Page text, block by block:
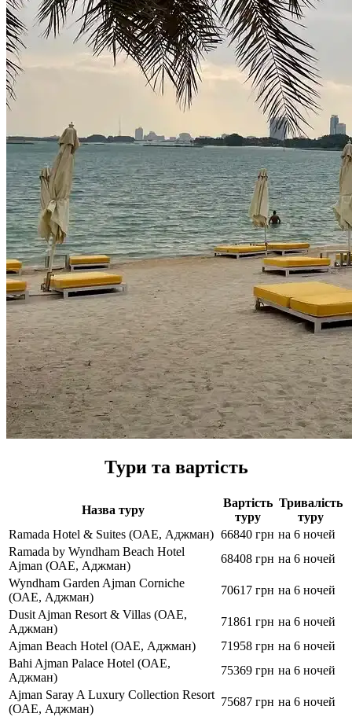
Тури та вартість
Назва туру
Вартість
туру
Тривалість
туру
Ramada Hotel & Suites (ОАЕ, Аджман) 66840 грн на 6 ночей
Ramada by Wyndham Beach Hotel
Ajman (ОАЕ, Аджман)
68408 грн на 6 ночей
Wyndham Garden Ajman Corniche
(ОАЕ, Аджман)
70617 грн на 6 ночей
Dusit Ajman Resort & Villas (ОАЕ,
Аджман)
71861 грн на 6 ночей
Ajman Beach Hotel (ОАЕ, Аджман)
71958 грн на 6 ночей
Bahi Ajman Palace Hotel (ОАЕ,
Аджман)
75369 грн на 6 ночей
Ajman Saray A Luxury Collection Resort
(ОАЕ, Аджман)
75687 грн на 6 ночей